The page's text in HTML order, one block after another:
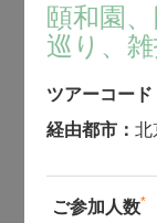
頤和園
巡り、
ツアーコード
経由都市：北
ご参加人数*